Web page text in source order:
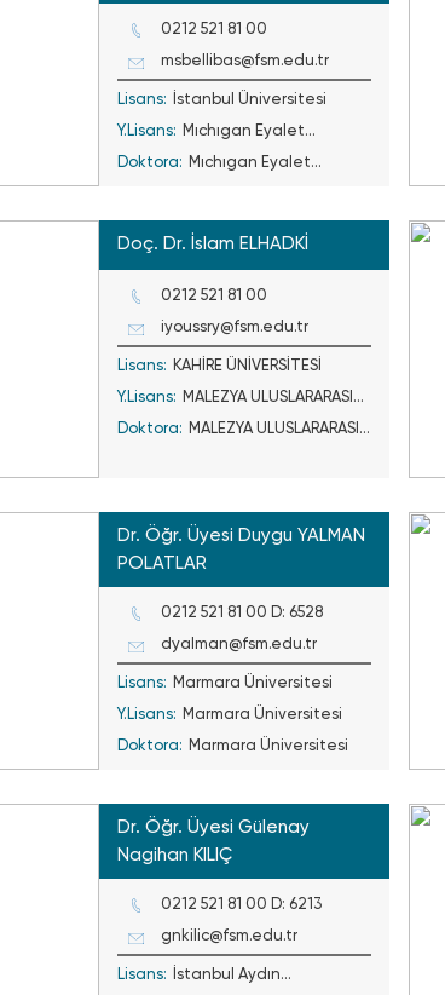
0212 521 81 00
msbellibas@fsm.edu.tr
Lisans: İstanbul Üniversitesi
Y.Lisans: Mıchıgan Eyalet
Üniversitesi
Doktora: Mıchıgan Eyalet
Doç. Dr. İslam ELHADKİ
0212 521 81 00
iyoussry@fsm.edu.tr
Lisans: KAHİRE ÜNİVERSİTESİ
Y.Lisans: MALEZYA ULUSLARARASI
İSLAM ÜNİVERSİTESİ
Doktora: MALEZYA ULUSLARARASI
Dr. Öğr. Üyesi Duygu YALMAN
POLATLAR
0212 521 81 00 D: 6528
dyalman@fsm.edu.tr
Lisans: Marmara Üniversitesi
Y.Lisans: Marmara Üniversitesi
Doktora: Marmara Üniversitesi
Dr. Öğr. Üyesi Gülenay
Nagihan KILIÇ
0212 521 81 00 D: 6213
gnkilic@fsm.edu.tr
Lisans: İstanbul Aydın